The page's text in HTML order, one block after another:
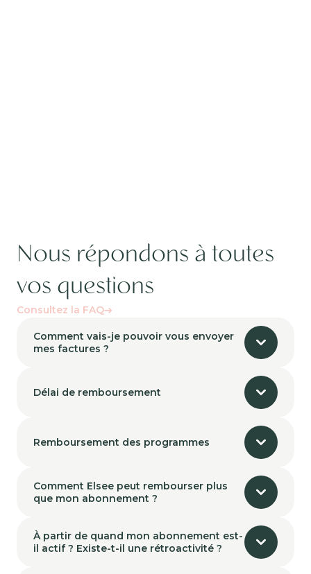
Nous répondons à toutes
vos questions
Consultez la FAQ
Comment vais-je pouvoir vous envoyer
mes factures ?
Délai de remboursement
Remboursement des programmes
Comment Elsee peut rembourser plus
que mon abonnement ?
À partir de quand mon abonnement est-
il actif ? Existe-t-il une rétroactivité ?